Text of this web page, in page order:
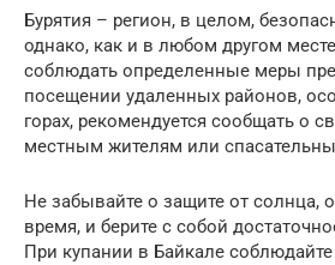
Бурятия – регион, в целом,
однако, как и в любом другом
соблюдать определенные меры
посещении удаленных районов,
горах, рекомендуется сообщать о
местным жителям или
Не забывайте о защите от солнца,
время, и берите с собой
При купании в Байкале